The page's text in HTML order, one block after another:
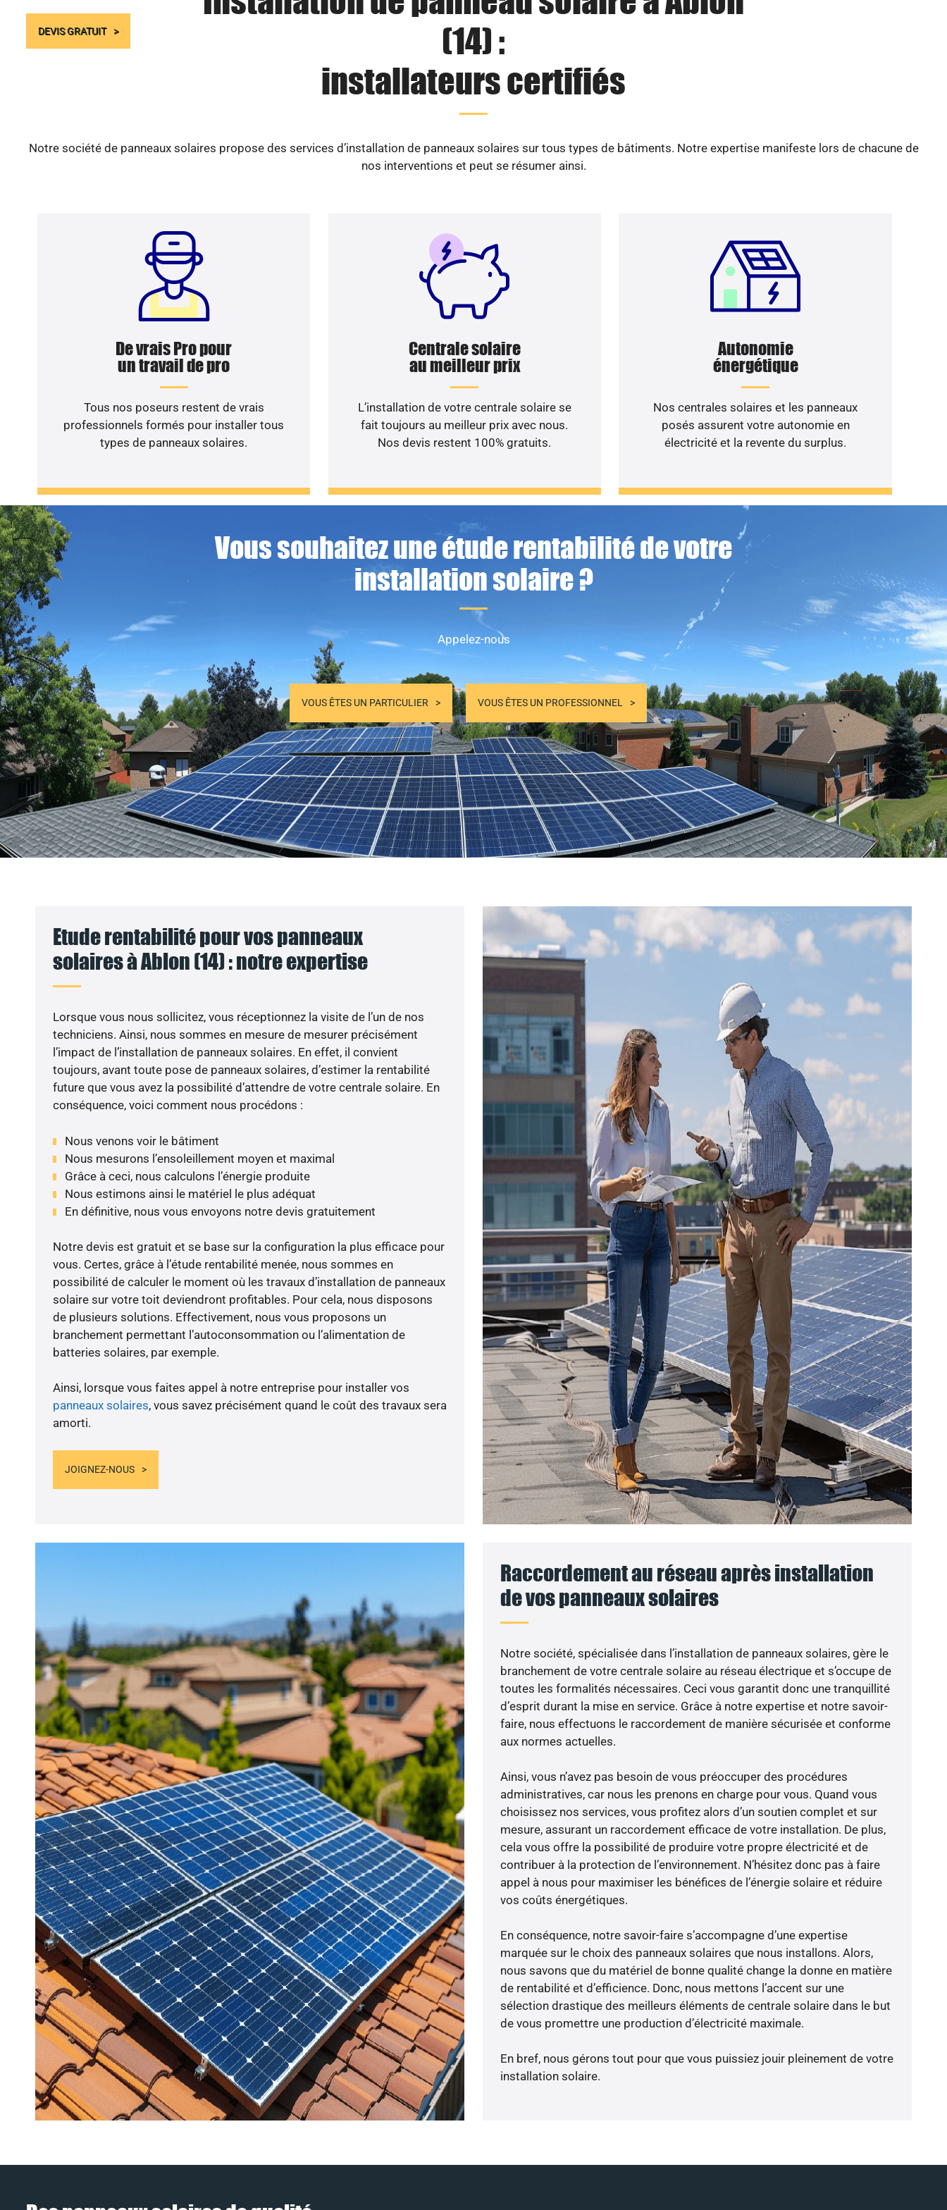
DEVIS GRATUIT
(14) :
installateurs certifiés
Notre société de panneaux solaires propose des services d’installation de panneaux solaires sur tous types de bâtiments. Notre expertise manifeste lors de chacune de
nos interventions et peut se résumer ainsi.
De vrais Pro pour
un travail de pro
Tous nos poseurs restent de vrais
professionnels formés pour installer tous
types de panneaux solaires.
Centrale solaire
au meilleur prix
L’installation de votre centrale solaire se
fait toujours au meilleur prix avec nous.
Nos devis restent 100% gratuits.
Autonomie
énergétique
Nos centrales solaires et les panneaux
posés assurent votre autonomie en
électricité et la revente du surplus.
Vous souhaitez une étude rentabilité de votre
installation solaire ?
Appelez-nous
VOUS ÊTES UN PARTICULIER VOUS ÊTES UN PROFESSIONNEL
Etude rentabilité pour vos panneaux
solaires à Ablon (14) : notre expertise
Lorsque vous nous sollicitez, vous réceptionnez la visite de l’un de nos
techniciens. Ainsi, nous sommes en mesure de mesurer précisément
l’impact de l’installation de panneaux solaires. En effet, il convient
toujours, avant toute pose de panneaux solaires, d’estimer la rentabilité
future que vous avez la possibilité d’attendre de votre centrale solaire. En
conséquence, voici comment nous procédons :
Nous venons voir le bâtiment
Nous mesurons l’ensoleillement moyen et maximal
Grâce à ceci, nous calculons l’énergie produite
Nous estimons ainsi le matériel le plus adéquat
En définitive, nous vous envoyons notre devis gratuitement
Notre devis est gratuit et se base sur la configuration la plus efficace pour
vous. Certes, grâce à l’étude rentabilité menée, nous sommes en
possibilité de calculer le moment où les travaux d’installation de panneaux
solaire sur votre toit deviendront profitables. Pour cela, nous disposons
de plusieurs solutions. Effectivement, nous vous proposons un
branchement permettant l’autoconsommation ou l’alimentation de
batteries solaires, par exemple.
Ainsi, lorsque vous faites appel à notre entreprise pour installer vos
panneaux solaires, vous savez précisément quand le coût des travaux sera
amorti.
JOIGNEZ-NOUS
Raccordement au réseau après installation
de vos panneaux solaires
Notre société, spécialisée dans l’installation de panneaux solaires, gère le
branchement de votre centrale solaire au réseau électrique et s’occupe de
toutes les formalités nécessaires. Ceci vous garantit donc une tranquillité
d’esprit durant la mise en service. Grâce à notre expertise et notre savoir-
faire, nous effectuons le raccordement de manière sécurisée et conforme
aux normes actuelles.
Ainsi, vous n’avez pas besoin de vous préoccuper des procédures
administratives, car nous les prenons en charge pour vous. Quand vous
choisissez nos services, vous profitez alors d’un soutien complet et sur
mesure, assurant un raccordement efficace de votre installation. De plus,
cela vous offre la possibilité de produire votre propre électricité et de
contribuer à la protection de l’environnement. N’hésitez donc pas à faire
appel à nous pour maximiser les bénéfices de l’énergie solaire et réduire
vos coûts énergétiques.
En conséquence, notre savoir-faire s’accompagne d’une expertise
marquée sur le choix des panneaux solaires que nous installons. Alors,
nous savons que du matériel de bonne qualité change la donne en matière
de rentabilité et d’efficience. Donc, nous mettons l’accent sur une
sélection drastique des meilleurs éléments de centrale solaire dans le but
de vous promettre une production d’électricité maximale.
En bref, nous gérons tout pour que vous puissiez jouir pleinement de votre
installation solaire.